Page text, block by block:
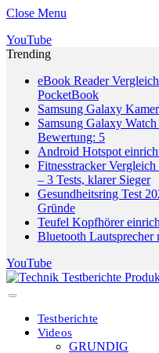
Close Menu
YouTube
Trending
eBook Reader
PocketBook
Samsung Galaxy
Samsung Galaxy
Bewertung: 5
Android Hotspot
Fitnesstracker
– 3 Tests, klarer Sieger
Gesundheitsring Test
Gründe
Teufel Kopfhörer
Bluetooth Lautsprecher
YouTube
Testberichte
Videos
GRUNDIG